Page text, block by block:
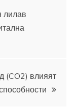
лилав
(CO2) влияят